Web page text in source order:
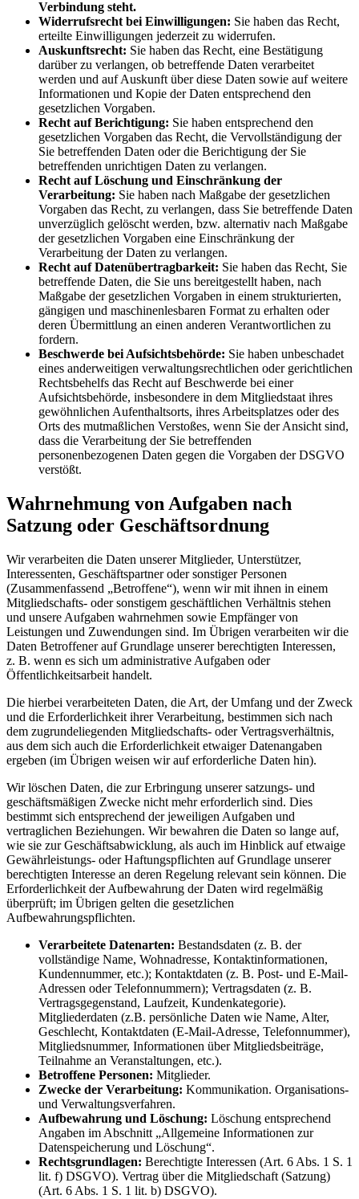
Verbindung steht.
Widerrufsrecht bei Einwilligungen: Sie haben das Recht,
erteilte Einwilligungen jederzeit zu widerrufen.
Auskunftsrecht: Sie haben das Recht, eine Bestätigung
darüber zu verlangen, ob betreffende Daten verarbeitet
werden und auf Auskunft über diese Daten sowie auf weitere
Informationen und Kopie der Daten entsprechend den
gesetzlichen Vorgaben.
Recht auf Berichtigung: Sie haben entsprechend den
gesetzlichen Vorgaben das Recht, die Vervollständigung der
Sie betreffenden Daten oder die Berichtigung der Sie
betreffenden unrichtigen Daten zu verlangen.
Recht auf Löschung und Einschränkung der
Verarbeitung: Sie haben nach Maßgabe der gesetzlichen
Vorgaben das Recht, zu verlangen, dass Sie betreffende Daten
unverzüglich gelöscht werden, bzw. alternativ nach Maßgabe
der gesetzlichen Vorgaben eine Einschränkung der
Verarbeitung der Daten zu verlangen.
Recht auf Datenübertragbarkeit: Sie haben das Recht, Sie
betreffende Daten, die Sie uns bereitgestellt haben, nach
Maßgabe der gesetzlichen Vorgaben in einem strukturierten,
gängigen und maschinenlesbaren Format zu erhalten oder
deren Übermittlung an einen anderen Verantwortlichen zu
fordern.
Beschwerde bei Aufsichtsbehörde: Sie haben unbeschadet
eines anderweitigen verwaltungsrechtlichen oder gerichtlichen
Rechtsbehelfs das Recht auf Beschwerde bei einer
Aufsichtsbehörde, insbesondere in dem Mitgliedstaat ihres
gewöhnlichen Aufenthaltsorts, ihres Arbeitsplatzes oder des
Orts des mutmaßlichen Verstoßes, wenn Sie der Ansicht sind,
dass die Verarbeitung der Sie betreffenden
personenbezogenen Daten gegen die Vorgaben der DSGVO
verstößt.
Wahrnehmung von Aufgaben nach
Satzung oder Geschäftsordnung
Wir verarbeiten die Daten unserer Mitglieder, Unterstützer,
Interessenten, Geschäftspartner oder sonstiger Personen
(Zusammenfassend „Betroffene“), wenn wir mit ihnen in einem
Mitgliedschafts- oder sonstigem geschäftlichen Verhältnis stehen
und unsere Aufgaben wahrnehmen sowie Empfänger von
Leistungen und Zuwendungen sind. Im Übrigen verarbeiten wir die
Daten Betroffener auf Grundlage unserer berechtigten Interessen,
z. B. wenn es sich um administrative Aufgaben oder
Öffentlichkeitsarbeit handelt.
Die hierbei verarbeiteten Daten, die Art, der Umfang und der Zweck
und die Erforderlichkeit ihrer Verarbeitung, bestimmen sich nach
dem zugrundeliegenden Mitgliedschafts- oder Vertragsverhältnis,
aus dem sich auch die Erforderlichkeit etwaiger Datenangaben
ergeben (im Übrigen weisen wir auf erforderliche Daten hin).
Wir löschen Daten, die zur Erbringung unserer satzungs- und
geschäftsmäßigen Zwecke nicht mehr erforderlich sind. Dies
bestimmt sich entsprechend der jeweiligen Aufgaben und
vertraglichen Beziehungen. Wir bewahren die Daten so lange auf,
wie sie zur Geschäftsabwicklung, als auch im Hinblick auf etwaige
Gewährleistungs- oder Haftungspflichten auf Grundlage unserer
berechtigten Interesse an deren Regelung relevant sein können. Die
Erforderlichkeit der Aufbewahrung der Daten wird regelmäßig
überprüft; im Übrigen gelten die gesetzlichen
Aufbewahrungspflichten.
Verarbeitete Datenarten: Bestandsdaten (z. B. der
vollständige Name, Wohnadresse, Kontaktinformationen,
Kundennummer, etc.); Kontaktdaten (z. B. Post- und E-Mail-
Adressen oder Telefonnummern); Vertragsdaten (z. B.
Vertragsgegenstand, Laufzeit, Kundenkategorie).
Mitgliederdaten (z.B. persönliche Daten wie Name, Alter,
Geschlecht, Kontaktdaten (E-Mail-Adresse, Telefonnummer),
Mitgliedsnummer, Informationen über Mitgliedsbeiträge,
Teilnahme an Veranstaltungen, etc.).
Betroffene Personen: Mitglieder.
Zwecke der Verarbeitung: Kommunikation. Organisations-
und Verwaltungsverfahren.
Aufbewahrung und Löschung: Löschung entsprechend
Angaben im Abschnitt „Allgemeine Informationen zur
Datenspeicherung und Löschung“.
Rechtsgrundlagen: Berechtigte Interessen (Art. 6 Abs. 1 S. 1
lit. f) DSGVO). Vertrag über die Mitgliedschaft (Satzung)
(Art. 6 Abs. 1 S. 1 lit. b) DSGVO).